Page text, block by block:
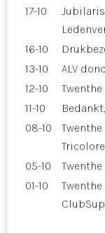
17-10
16-10
13-10
ALV
12-10
11-10
08-10
05-10
01-10